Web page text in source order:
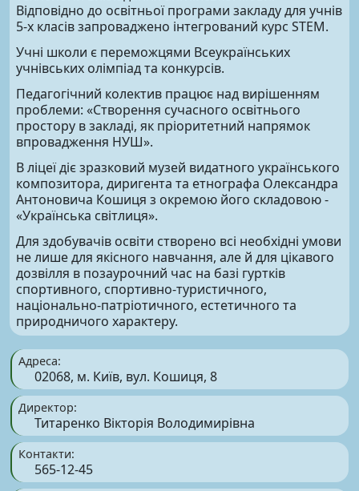
Адреса:
02068, м. Київ, вул. Кошиця, 8
Директор:
Титаренко Вікторія Володимирівна
Контакти:
565-12-45
Відповідно до освітньої програми закладу для учнів
5-х класів запроваджено інтегрований курс STEM.
Учні школи є переможцями Всеукраїнських
учнівських олімпіад та конкурсів.
Педагогічний колектив працює над вирішенням
проблеми: «Створення сучасного освітнього
простору в закладі, як пріоритетний напрямок
впровадження НУШ».
В ліцеї діє зразковий музей видатного українського
композитора, диригента та етнографа Олександра
Антоновича Кошиця з окремою його складовою -
«Українська світлиця».
Для здобувачів освіти створено всі необхідні умови
не лише для якісного навчання, але й для цікавого
дозвілля в позаурочний час на базі гуртків
спортивного, спортивно-туристичного,
національно-патріотичного, естетичного та
природничого характеру.